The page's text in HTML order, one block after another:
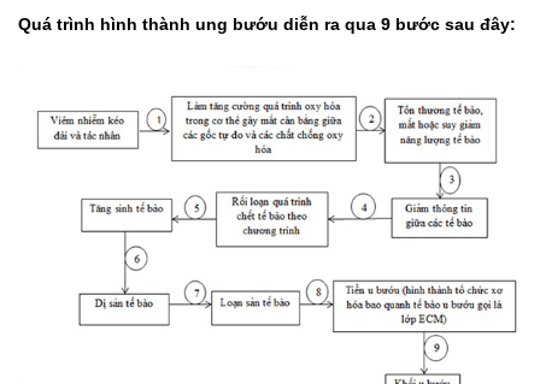
Quá trình hình thành ung bướu diễn ra qua 9 bước sau đây: